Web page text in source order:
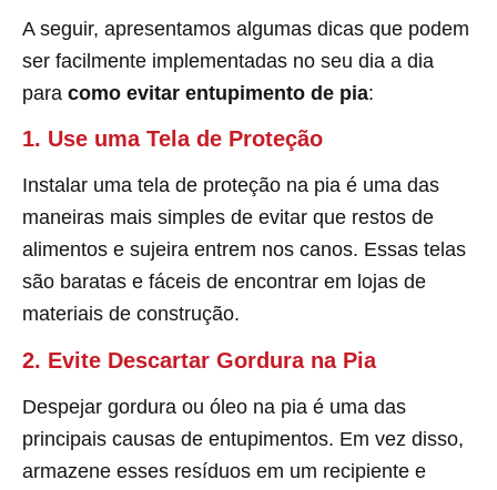
A seguir, apresentamos algumas dicas que podem
ser facilmente implementadas no seu dia a dia
para como evitar entupimento de pia:
1. Use uma Tela de Proteção
Instalar uma tela de proteção na pia é uma das
maneiras mais simples de evitar que restos de
alimentos e sujeira entrem nos canos. Essas telas
são baratas e fáceis de encontrar em lojas de
materiais de construção.
2. Evite Descartar Gordura na Pia
Despejar gordura ou óleo na pia é uma das
principais causas de entupimentos. Em vez disso,
armazene esses resíduos em um recipiente e